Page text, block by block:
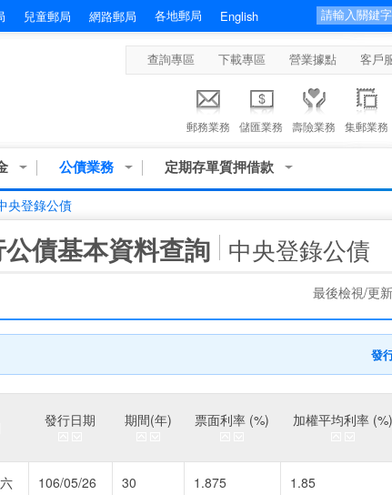
兒童郵局 網路郵局 各地郵局 English
查詢專區 下載專區 營業據點 客戶
郵務業務 儲匯業務 壽險業務 集郵業務
公債業務 定期存單質押借款
央登錄公債
債基本資料查詢 中央登錄公債
最後檢視/更
發
發行日期 期間(年) 票面利率 (%) 加權平均利率 (%)
106/05/26 30 1.875 1.85